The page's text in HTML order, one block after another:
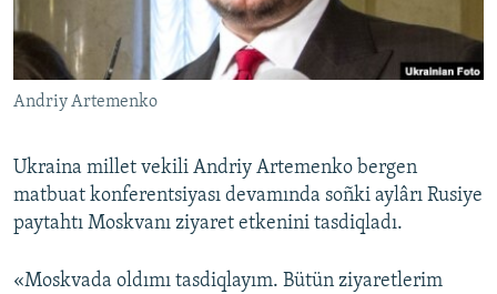
Русский
Українською
Andriy Artemenko
Ukraina millet vekili Andriy Artemenko bergen
matbuat konferentsiyası devamında soñki aylârı Rusiye
paytahtı Moskvanı ziyaret etkenini tasdiqladı.
«Moskvada oldımı tasdiqlayım. Bütün ziyaretlerim